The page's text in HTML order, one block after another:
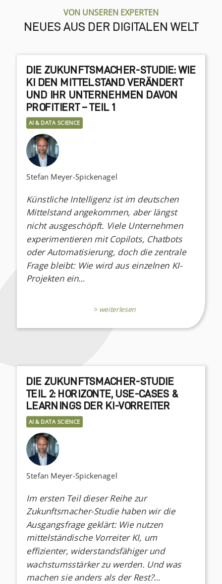
VON UNSEREN EXPERTEN
NEUES AUS DER DIGITALEN WELT
DIE ZUKUNFTSMACHER-STUDIE: WIE
KI DEN MITTELSTAND VERÄNDERT
UND IHR UNTERNEHMEN DAVON
PROFITIERT – TEIL 1
AI & DATA SCIENCE
Stefan Meyer-Spickenagel
Künstliche Intelligenz ist im deutschen
Mittelstand angekommen, aber längst
nicht ausgeschöpft. Viele Unternehmen
experimentieren mit Copilots, Chatbots
oder Automatisierung, doch die zentrale
Frage bleibt: Wie wird aus einzelnen KI-
Projekten ein…
> weiterlesen
DIE ZUKUNFTSMACHER-STUDIE
TEIL 2: HORIZONTE, USE-CASES &
LEARNINGS DER KI-VORREITER
AI & DATA SCIENCE
Stefan Meyer-Spickenagel
Im ersten Teil dieser Reihe zur
Zukunftsmacher-Studie haben wir die
Ausgangsfrage geklärt: Wie nutzen
mittelständische Vorreiter KI, um
effizienter, widerstandsfähiger und
wachstumsstärker zu werden. Und was
machen sie anders als der Rest?…